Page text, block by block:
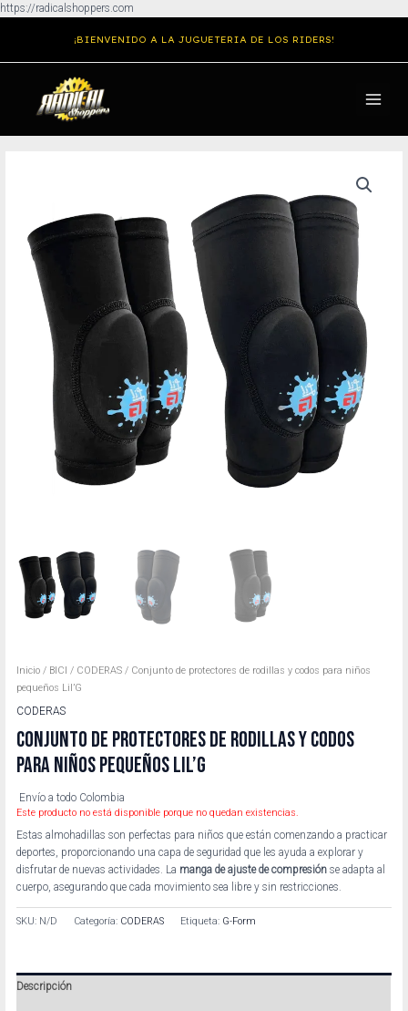
https://radicalshoppers.com
contenido
¡BIENVENIDO A LA JUGUETERIA DE LOS RIDERS!
MENU
Inicio / BICI / CODERAS / Conjunto de protectores de rodillas y codos para niños
pequeños Lil’G
CODERAS
CONJUNTO DE PROTECTORES DE RODILLAS Y CODOS
PARA NIÑOS PEQUEÑOS LIL’G
Envío a todo Colombia
Este producto no está disponible porque no quedan existencias.
Estas almohadillas son perfectas para niños que están comenzando a practicar
deportes, proporcionando una capa de seguridad que les ayuda a explorar y
disfrutar de nuevas actividades. La manga de ajuste de compresión se adapta al
cuerpo, asegurando que cada movimiento sea libre y sin restricciones.
SKU: N/D Categoría: CODERAS Etiqueta: G-Form
Descripción